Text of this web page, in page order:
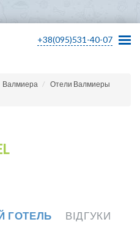
+38(095)531-40-07
Валмиера
Отели Валмиеры
ГОТЕЛЬ
ВІДГУКИ